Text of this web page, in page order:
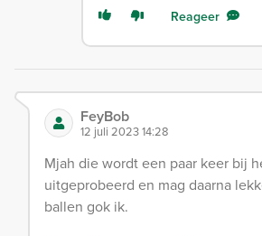
Reageer
FeyBob
12 juli 2023 14:28
Mjah die wordt een paar keer bij
uitgeprobeerd en mag daarna
ballen gok ik.